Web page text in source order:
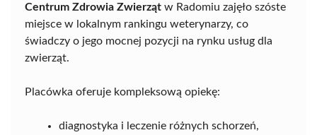
Centrum Zdrowia Zwierząt w Radomiu zajęło szóste
miejsce w lokalnym rankingu weterynarzy, co
świadczy o jego mocnej pozycji na rynku usług dla
zwierząt.
Placówka oferuje kompleksową opiekę:
diagnostyka i leczenie różnych schorzeń,